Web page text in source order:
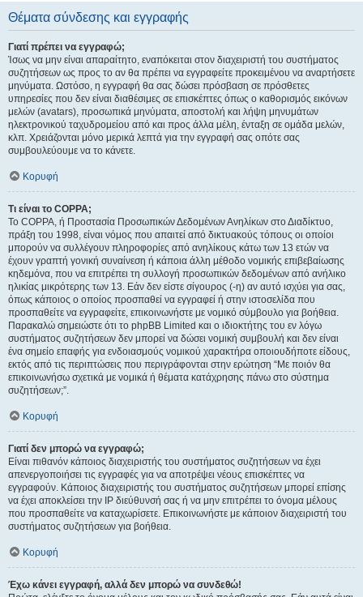
Θέματα σύνδεσης και εγγραφής
Γιατί πρέπει να εγγραφώ;
Ίσως να μην είναι απαραίτητο, εναπόκειται στον διαχειριστή του συστήματος
συζητήσεων ως προς το αν θα πρέπει να εγγραφείτε προκειμένου να αναρτήσετε
μηνύματα. Ωστόσο, η εγγραφή θα σας δώσει πρόσβαση σε πρόσθετες
υπηρεσίες που δεν είναι διαθέσιμες σε επισκέπτες όπως ο καθορισμός εικόνων
μελών (avatars), προσωπικά μηνύματα, αποστολή και λήψη μηνυμάτων
ηλεκτρονικού ταχυδρομείου από και προς άλλα μέλη, ένταξη σε ομάδα μελών,
κλπ. Χρειάζονται μόνο μερικά λεπτά για την εγγραφή σας οπότε σας
συμβουλεύουμε να το κάνετε.
Κορυφή
Τι είναι το COPPA;
Το COPPA, ή Προστασία Προσωπικών Δεδομένων Ανηλίκων στο Διαδίκτυο,
πράξη του 1998, είναι νόμος που απαιτεί από δικτυακούς τόπους οι οποίοι
μπορούν να συλλέγουν πληροφορίες από ανηλίκους κάτω των 13 ετών να
έχουν γραπτή γονική συναίνεση ή κάποια άλλη μέθοδο νομικής επιβεβαίωσης
κηδεμόνα, που να επιτρέπει τη συλλογή προσωπικών δεδομένων από ανήλικο
ηλικίας μικρότερης των 13. Εάν δεν είστε σίγουρος (-η) αν αυτό ισχύει για σας,
όπως κάποιος ο οποίος προσπαθεί να εγγραφεί ή στην ιστοσελίδα που
προσπαθείτε να εγγραφείτε, επικοινωνήστε με νομικό σύμβουλο για βοήθεια.
Παρακαλώ σημειώστε ότι το phpBB Limited και ο ιδιοκτήτης του εν λόγω
συστήματος συζητήσεων δεν μπορεί να δώσει νομική συμβουλή και δεν είναι
ένα σημείο επαφής για ενδοιασμούς νομικού χαρακτήρα οποιουδήποτε είδους,
εκτός από τις περιπτώσεις που περιγράφονται στην ερώτηση “Με ποιόν θα
επικοινωνήσω σχετικά με νομικά ή θέματα κατάχρησης πάνω στο σύστημα
συζητήσεων;”.
Κορυφή
Γιατί δεν μπορώ να εγγραφώ;
Είναι πιθανόν κάποιος διαχειριστής του συστήματος συζητήσεων να έχει
απενεργοποιήσει τις εγγραφές για να αποτρέψει νέους επισκέπτες να
εγγραφούν. Κάποιος διαχειριστής του συστήματος συζητήσεων μπορεί επίσης
να έχει αποκλείσει την IP διεύθυνσή σας ή να μην επιτρέπει το όνομα μέλους
που προσπαθείτε να καταχωρίσετε. Επικοινωνήστε με κάποιον διαχειριστή του
συστήματος συζητήσεων για βοήθεια.
Κορυφή
Έχω κάνει εγγραφή, αλλά δεν μπορώ να συνδεθώ!